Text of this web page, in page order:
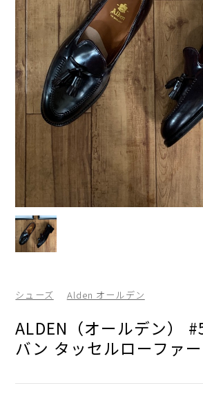
シューズ Alden オールデン
ALDEN（オールデン）
バン タッセルローファ